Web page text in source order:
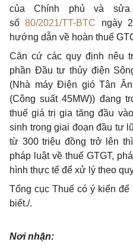
của Chính phủ và
số80/2021/TT-BTC ngày
hướng dẫn về hoàn thuế
Căn cứ các quy định nêu
phần Đầu tư thủy điện
(Nhà máy Điện gió Tân
(Công suất 45MW)) đang
thuế giá trị gia tăng đầu
sinh trong giai đoạn đầu tư
từ 300 triệu đồng trở lên
pháp luật về thuế GTGT,
hình thực tế để xử lý theo
Tổng cục Thuế có ý kiến
biết./.
Nơi nhận: